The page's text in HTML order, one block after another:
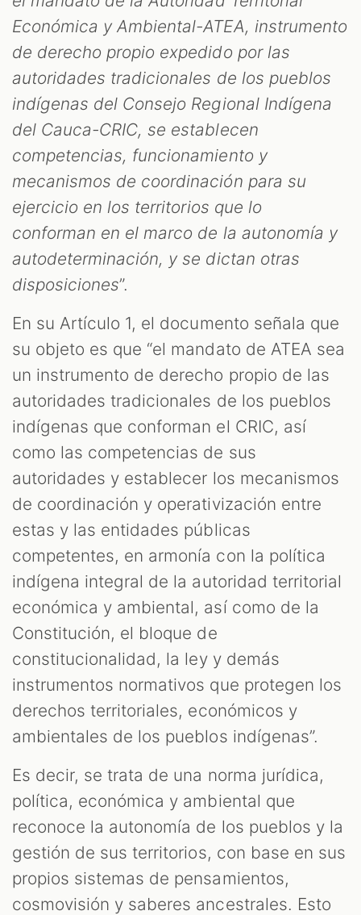
Económica y Ambiental-ATEA, instrumento
de derecho propio expedido por las
autoridades tradicionales de los pueblos
indígenas del Consejo Regional Indígena
del Cauca-CRIC, se establecen
competencias, funcionamiento y
mecanismos de coordinación para su
ejercicio en los territorios que lo
conforman en el marco de la autonomía y
autodeterminación, y se dictan otras
disposiciones”.
En su Artículo 1, el documento señala que
su objeto es que “el mandato de ATEA sea
un instrumento de derecho propio de las
autoridades tradicionales de los pueblos
indígenas que conforman el CRIC, así
como las competencias de sus
autoridades y establecer los mecanismos
de coordinación y operativización entre
estas y las entidades públicas
competentes, en armonía con la política
indígena integral de la autoridad territorial
económica y ambiental, así como de la
Constitución, el bloque de
constitucionalidad, la ley y demás
instrumentos normativos que protegen los
derechos territoriales, económicos y
ambientales de los pueblos indígenas”.
Es decir, se trata de una norma jurídica,
política, económica y ambiental que
reconoce la autonomía de los pueblos y la
gestión de sus territorios, con base en sus
propios sistemas de pensamientos,
cosmovisión y saberes ancestrales. Esto